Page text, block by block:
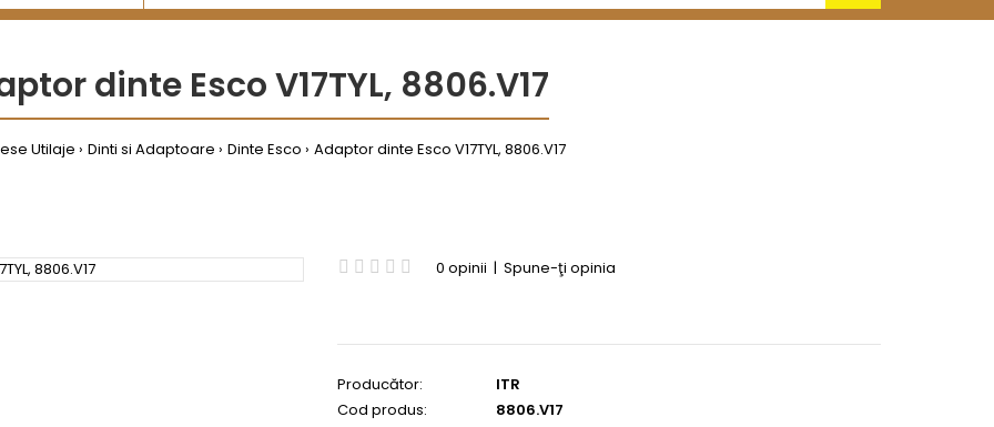
dinte Esco V17TYL, 8806.V17
Utilaje Dinti si Adaptoare Dinte Esco Adaptor dinte Esco V17TYL, 8806.V17
0 opinii | Spune-ţi opinia
Producător:
ITR
Cod produs:
8806.V17